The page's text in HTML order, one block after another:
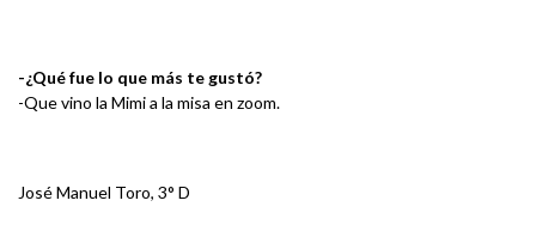
-¿Qué fue lo que más te gustó?
-Que vino la Mimi a la misa en zoom.
José Manuel Toro, 3° D